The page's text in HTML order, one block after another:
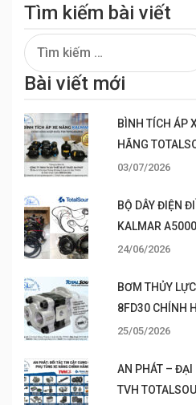
Tìm kiếm bài viết
Tìm
kiếm
cho:
Bài viết mới
BÌNH TÍCH ÁP
HÃNG
03/07/2026
BỘ DÂY ĐIỆN
KALMAR
24/06/2026
BƠM THỦY
8FD30 CHÍNH
25/05/2026
AN PHÁT – ĐẠI
TVH